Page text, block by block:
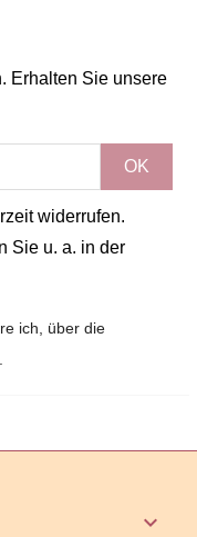
Erhalten Sie unsere
widerrufen.
Sie u. a. in der
ich, über die
keyboard_arrow_down